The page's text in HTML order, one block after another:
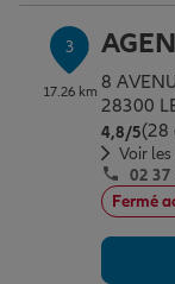
Assurance
Protection
Retraite
Tous nos devis
3
17.26 km 8
28300
4,8/5Note
(28
Voir les
02 37
Fermé